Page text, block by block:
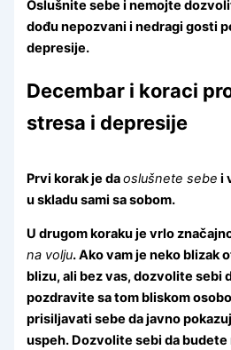
Oslušnite sebe i nemojte
dođu nepozvani i nedragi gosti
depresije.
Decembar i koraci
stresa i depresije
Prvi korak je daoslušnete sebe i
u skladu sami sa sobom.
U drugom koraku je vrlo
na volju. Ako vam je neko blizak
blizu, ali bez vas, dozvolite sebi
pozdravite sa tom bliskom
prisiljavati sebe da javno
uspeh. Dozvolite sebi da budete